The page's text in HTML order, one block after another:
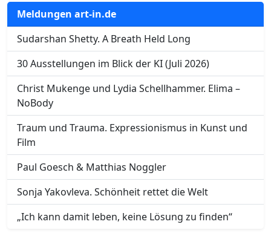
Meldungen art-in.de
Sudarshan Shetty. A Breath Held Long
30 Ausstellungen im Blick der KI (Juli 2026)
Christ Mukenge und Lydia Schellhammer. Elima –
NoBody
Traum und Trauma. Expressionismus in Kunst und
Film
Paul Goesch & Matthias Noggler
Sonja Yakovleva. Schönheit rettet die Welt
„Ich kann damit leben, keine Lösung zu finden“